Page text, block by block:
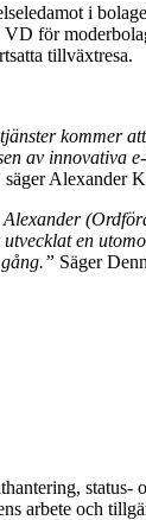
i
för
tillväxtresa.
kommer
av innovativa
säger Alexander
en
Säger
arbete och